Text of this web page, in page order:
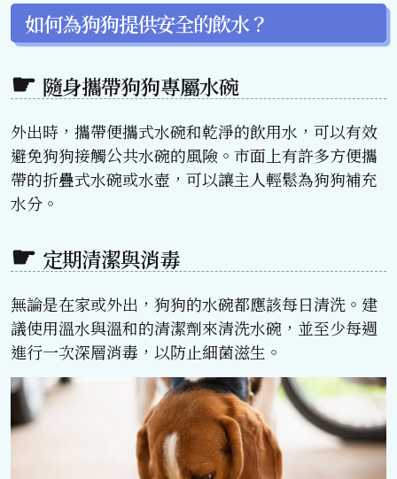
如何為狗狗提供安全的飲水？
隨身攜帶狗狗專屬水碗
外出時，攜帶便攜式水碗和乾淨的飲用水，可以有效
避免狗狗接觸公共水碗的風險。市面上有許多方便攜
帶的折疊式水碗或水壺，可以讓主人輕鬆為狗狗補充
水分。
定期清潔與消毒
無論是在家或外出，狗狗的水碗都應該每日清洗。建
議使用溫水與溫和的清潔劑來清洗水碗，並至少每週
進行一次深層消毒，以防止細菌滋生。